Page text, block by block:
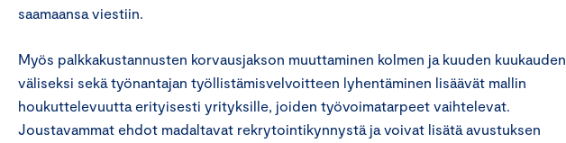
saamaansa viestiin.
Myös palkkakustannusten korvausjakson muuttaminen kolmen ja kuuden kuukauden
väliseksi sekä työnantajan työllistämisvelvoitteen lyhentäminen lisäävät mallin
houkuttelevuutta erityisesti yrityksille, joiden työvoimatarpeet vaihtelevat.
Joustavammat ehdot madaltavat rekrytointikynnystä ja voivat lisätä avustuksen